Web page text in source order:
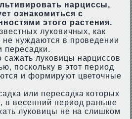
нарциссы,
ознакомиться с
этого растения.
луковичных, как
нуждаются в проведении
пересадки.
луковицы нарциссов
поскольку в этот период
и формируют цветочные
или пересадка которых
в весенний период раньше
луковицы не на слишком